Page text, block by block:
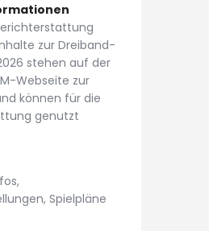
zur Dreiband-
stehen auf der
Webseite zur
können für die
genutzt
Spielpläne